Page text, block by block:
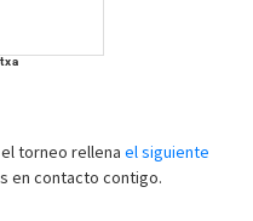
torneo rellena el siguiente
en contacto contigo.